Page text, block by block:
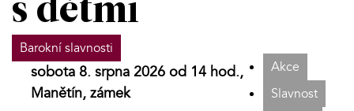
s dětmi
Barokní slavnosti
Akce
Slavnost
sobota 8. srpna 2026 od 14 hod.,
Manětín, zámek